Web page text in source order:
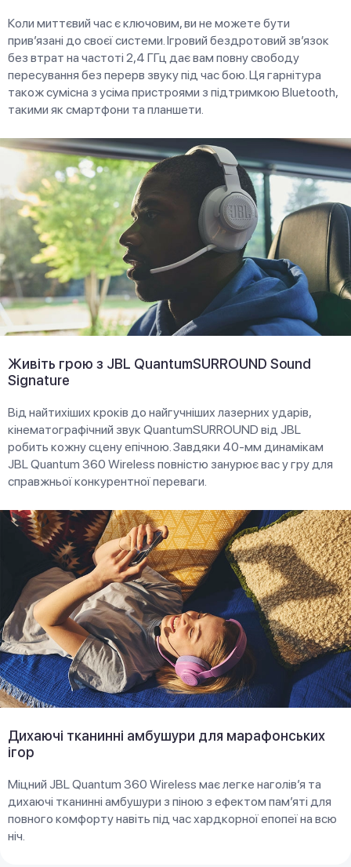
Коли миттєвий час є ключовим, ви не можете бути
прив’язані до своєї системи. Ігровий бездротовий зв’язок
без втрат на частоті 2,4 ГГц дає вам повну свободу
пересування без перерв звуку під час бою. Ця гарнітура
також сумісна з усіма пристроями з підтримкою Bluetooth,
такими як смартфони та планшети.
Живіть грою з JBL QuantumSURROUND Sound
Signature
Від найтихіших кроків до найгучніших лазерних ударів,
кінематографічний звук QuantumSURROUND від JBL
робить кожну сцену епічною. Завдяки 40-мм динамікам
JBL Quantum 360 Wireless повністю занурює вас у гру для
справжньої конкурентної переваги.
Дихаючі тканинні амбушури для марафонських
ігор
Міцний JBL Quantum 360 Wireless має легке наголів’я та
дихаючі тканинні амбушури з піною з ефектом пам’яті для
повного комфорту навіть під час хардкорної епопеї на всю
ніч.